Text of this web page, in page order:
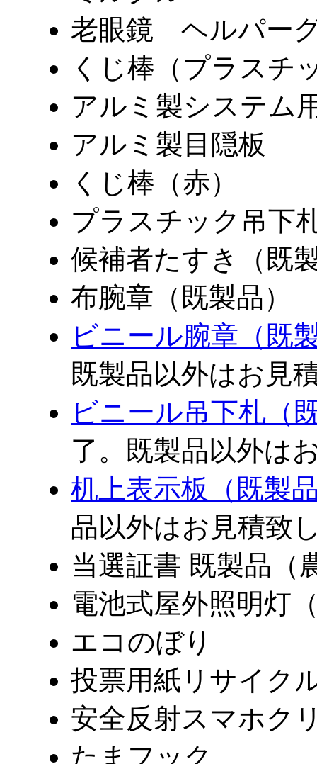
老眼鏡 ヘルパー
くじ棒（プラスチ
アルミ製システム
アルミ製目隠板
くじ棒（赤）
プラスチック吊下
候補者たすき（既
布腕章（既製品）
ビニール腕章（既
既製品以外はお見
ビニール吊下札（
了。既製品以外は
机上表示板（既製
品以外はお見積致
当選証書 既製品（
電池式屋外照明灯
エコのぼり
投票用紙リサイク
安全反射スマホク
たまフック